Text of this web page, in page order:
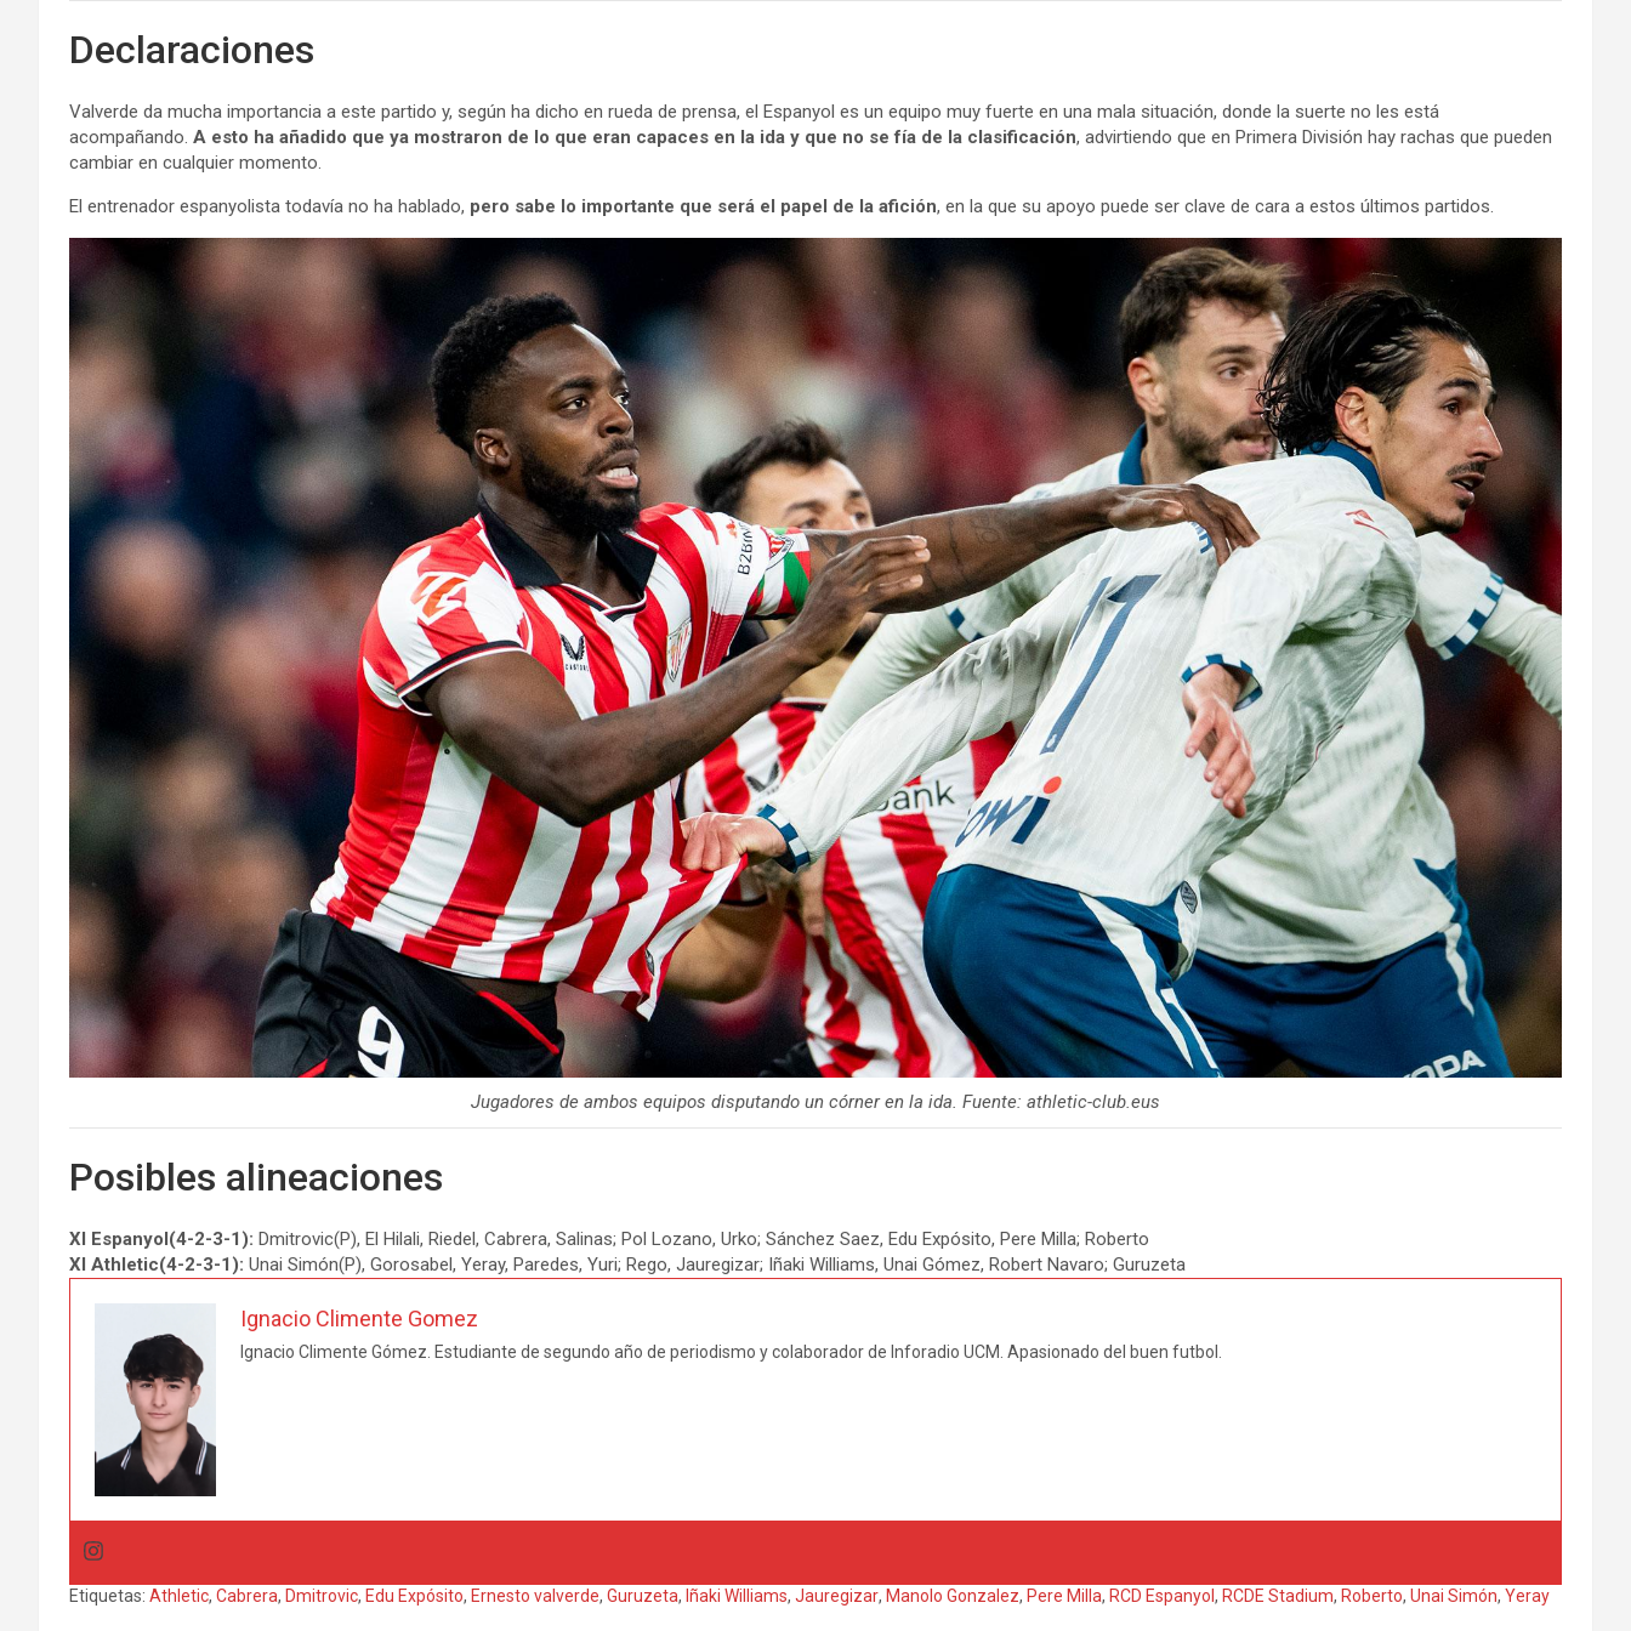
Declaraciones
Valverde da mucha importancia a este partido y, según ha dicho en rueda de prensa, el Espanyol es un equipo muy fuerte en una mala situación, donde la suerte no les está
acompañando. A esto ha añadido que ya mostraron de lo que eran capaces en la ida y que no se fía de la clasificación, advirtiendo que en Primera División hay rachas que pueden
cambiar en cualquier momento.
El entrenador espanyolista todavía no ha hablado, pero sabe lo importante que será el papel de la afición, en la que su apoyo puede ser clave de cara a estos últimos partidos.
Jugadores de ambos equipos disputando un córner en la ida. Fuente: athletic-club.eus
Posibles alineaciones
XI Espanyol(4-2-3-1): Dmitrovic(P), El Hilali, Riedel, Cabrera, Salinas; Pol Lozano, Urko; Sánchez Saez, Edu Expósito, Pere Milla; Roberto
XI Athletic(4-2-3-1): Unai Simón(P), Gorosabel, Yeray, Paredes, Yuri; Rego, Jauregizar; Iñaki Williams, Unai Gómez, Robert Navaro; Guruzeta
Ignacio Climente Gomez
Ignacio Climente Gómez. Estudiante de segundo año de periodismo y colaborador de Inforadio UCM. Apasionado del buen futbol.
Etiquetas: Athletic, Cabrera, Dmitrovic, Edu Expósito, Ernesto valverde, Guruzeta, Iñaki Williams, Jauregizar, Manolo Gonzalez, Pere Milla, RCD Espanyol , RCDE Stadium, Roberto, Unai Simón, Yeray